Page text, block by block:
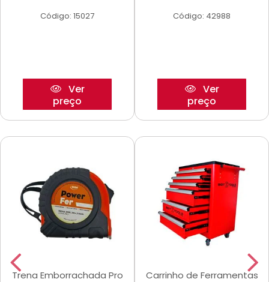
Código: 15027
Ver
preço
Código: 42988
Ver
preço
Trena Emborrachada Pro
Carrinho de Ferramentas